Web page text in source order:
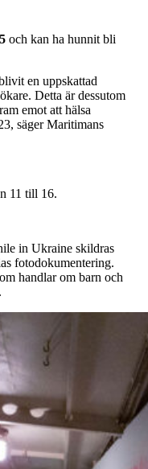
och kan ha hunnit bli
en uppskattad
Detta är dessutom
emot att hälsa
säger Maritimans
11 till 16.
in Ukraine skildras
fotodokumentering.
handlar om barn och